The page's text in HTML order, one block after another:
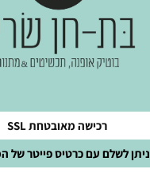
רכישה מאובטחת SSL
ניתן לשלם עם כרטיס פייטר של